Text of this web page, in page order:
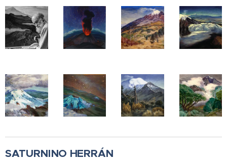
SATURNINO HERRÁN